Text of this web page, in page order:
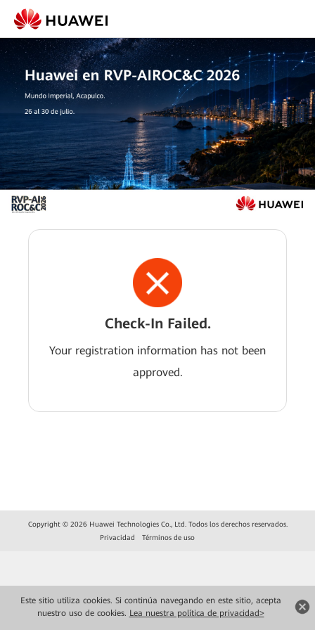
Este sitio utiliza cookies. Si continúa navegando en este sitio, acepta
nuestro uso de cookies. Lea nuestra política de privacidad>
Check-In Failed.
Your registration information has not been
approved.
Copyright © 2026 Huawei Technologies Co., Ltd. Todos los derechos reservados.
Privacidad
Términos de uso